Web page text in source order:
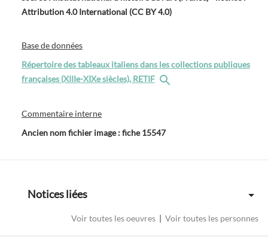
Attribution 4.0 International (CC BY 4.0)
Base de données
Répertoire des tableaux italiens dans les collections publiques
françaises (XIIIe-XIXe siècles), RETIF
Commentaire interne
Ancien nom fichier image : fiche 15547
Notices liées
Voir toutes les oeuvres | Voir toutes les personnes